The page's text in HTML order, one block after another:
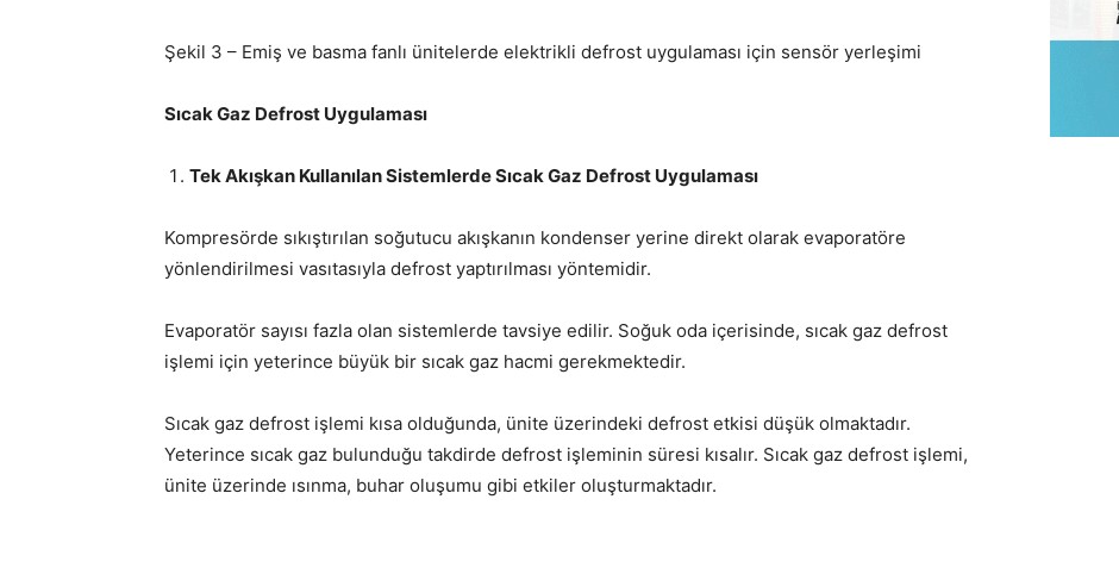
Şekil 3 – Emiş ve basma fanlı ünitelerde elektrikli defrost uygulaması için sensör yerleşimi
Sıcak Gaz Defrost Uygulaması
Tek Akışkan Kullanılan Sistemlerde Sıcak Gaz Defrost Uygulaması
Kompresörde sıkıştırılan soğutucu akışkanın kondenser yerine direkt olarak evaporatöre
yönlendirilmesi vasıtasıyla defrost yaptırılması yöntemidir.
Evaporatör sayısı fazla olan sistemlerde tavsiye edilir. Soğuk oda içerisinde, sıcak gaz defrost
işlemi için yeterince büyük bir sıcak gaz hacmi gerekmektedir.
Sıcak gaz defrost işlemi kısa olduğunda, ünite üzerindeki defrost etkisi düşük olmaktadır.
Yeterince sıcak gaz bulunduğu takdirde defrost işleminin süresi kısalır. Sıcak gaz defrost işlemi,
ünite üzerinde ısınma, buhar oluşumu gibi etkiler oluşturmaktadır.